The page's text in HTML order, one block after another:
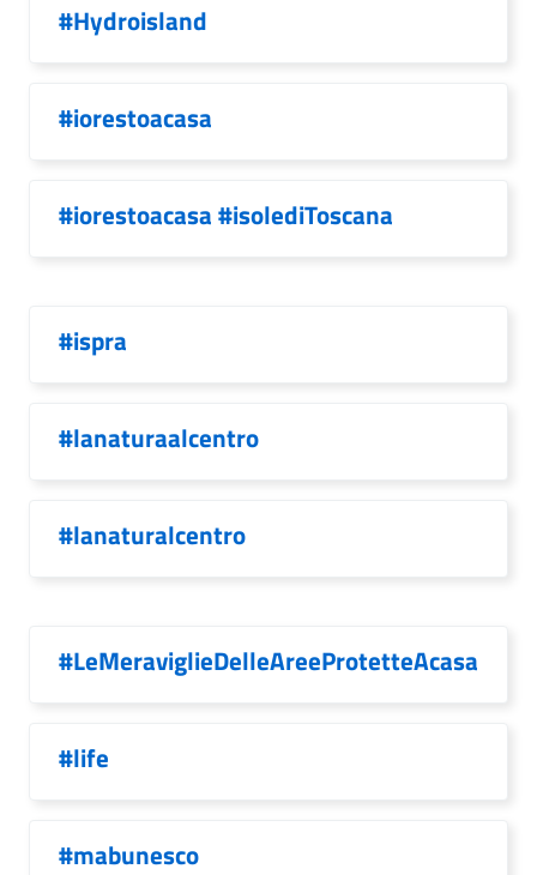
#Hydroisland
#iorestoacasa
#iorestoacasa #isolediToscana
#ispra
#lanaturaalcentro
#lanaturalcentro
#LeMeraviglieDelleAreeProtetteAcasa
#life
#mabunesco